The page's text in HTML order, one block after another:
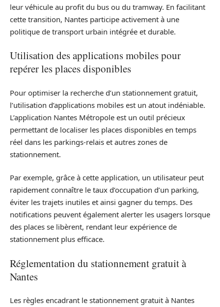
leur véhicule au profit du bus ou du tramway. En facilitant
cette transition, Nantes participe activement à une
politique de transport urbain intégrée et durable.
Utilisation des applications mobiles pour
repérer les places disponibles
Pour optimiser la recherche d’un stationnement gratuit,
l’utilisation d’applications mobiles est un atout indéniable.
L’application Nantes Métropole est un outil précieux
permettant de localiser les places disponibles en temps
réel dans les parkings-relais et autres zones de
stationnement.
Par exemple, grâce à cette application, un utilisateur peut
rapidement connaître le taux d’occupation d’un parking,
éviter les trajets inutiles et ainsi gagner du temps. Des
notifications peuvent également alerter les usagers lorsque
des places se libèrent, rendant leur expérience de
stationnement plus efficace.
Réglementation du stationnement gratuit à
Nantes
Les règles encadrant le stationnement gratuit à Nantes